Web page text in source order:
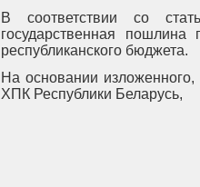
В соответствии со
государственная
республиканского бюджета.
На основании изложенного,
ХПК Республики Беларусь,